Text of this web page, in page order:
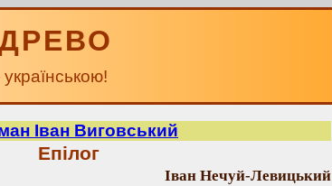
Іван Виговський
Епілог
Іван Нечуй-Левицький